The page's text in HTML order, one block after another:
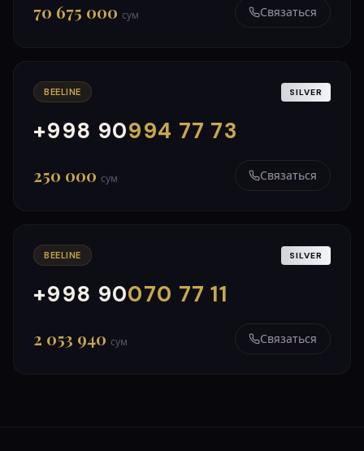
70 675 000 сум Связаться
BEELINE SILVER
+998 90994 77 73
000
999
250 000 сум Связаться
BEELINE SILVER
+998 90070 77 11
000
999
2 053 940 сум Связаться